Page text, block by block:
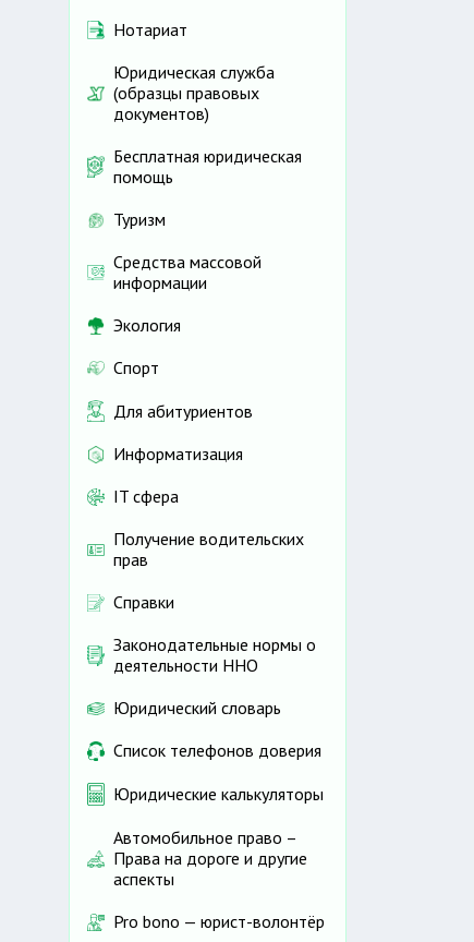
Нотариат
Юридическая служба
(образцы правовых
документов)
Бесплатная юридическая
помощь
Туризм
Средства массовой
информации
Экология
Спорт
Для абитуриентов
Информатизация
IT сфера
Получение водительских
прав
Справки
Законодательные нормы о
деятельности ННО
Юридический словарь
Список телефонов доверия
Юридические калькуляторы
Автомобильное право –
Права на дороге и другие
аспекты
Pro bono — юрист-волонтёр